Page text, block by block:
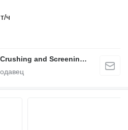
ч
FABO Mobile & Stationary Crushing and Screening Plants | Concrete Batching Plants Manufacturer